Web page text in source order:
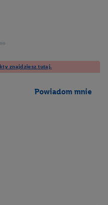
znajdziesz tutaj.
Powiadom mnie